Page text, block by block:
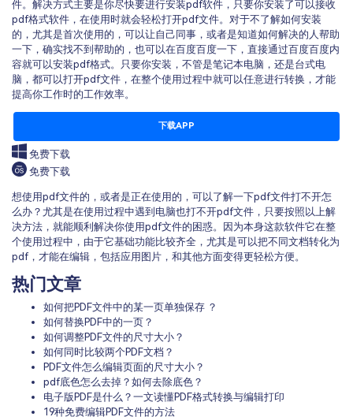
件。解决方式主要是你尽快要进行安装pdf软件，只要你安装了可以接收
pdf格式软件，在使用时就会轻松打开pdf文件。对于不了解如何安装
的，尤其是首次使用的，可以让自己同事，或者是知道如何解决的人帮助
一下，确实找不到帮助的，也可以在百度百度一下，直接通过百度百度内
容就可以安装pdf格式。只要你安装，不管是笔记本电脑，还是台式电
脑，都可以打开pdf文件，在整个使用过程中就可以任意进行转换，才能
提高你工作时的工作效率。
下载APP
免费下载
免费下载
想使用pdf文件的，或者是正在使用的，可以了解一下pdf文件打不开怎
么办？尤其是在使用过程中遇到电脑也打不开pdf文件，只要按照以上解
决方法，就能顺利解决你使用pdf文件的困惑。因为本身这款软件它在整
个使用过程中，由于它基础功能比较齐全，尤其是可以把不同文档转化为
pdf，才能在编辑，包括应用图片，和其他方面变得更轻松方便。
热门文章
如何把PDF文件中的某一页单独保存 ？
如何替换PDF中的一页？
如何调整PDF文件的尺寸大小？
如何同时比较两个PDF文档？
PDF文件怎么编辑页面的尺寸大小？
pdf底色怎么去掉？如何去除底色？
电子版PDF是什么？一文读懂PDF格式转换与编辑打印
19种免费编辑PDF文件的方法